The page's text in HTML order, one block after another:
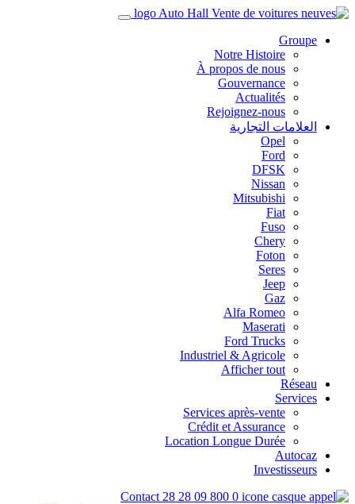
Groupe
Notre Histoire
À propos de nous
Gouvernance
Actualités
Rejoignez-nous
العلامات التجارية
Opel
Ford
DFSK
Nissan
Mitsubishi
Fiat
Fuso
Chery
Foton
Seres
Jeep
Gaz
Alfa Romeo
Maserati
Ford Trucks
Industriel & Agricole
Afficher tout
Réseau
Services
Services après-vente
Crédit et Assurance
Location Longue Durée
Autocaz
Investisseurs
Contact